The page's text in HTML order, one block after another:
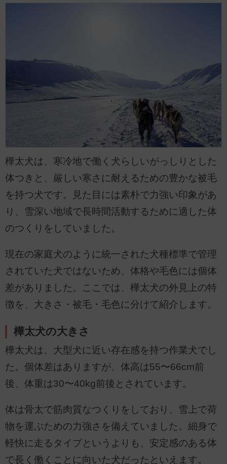
樺太犬は、寒冷地で働く犬らしいがっしりとした
体つきと、厳しい寒さに耐えるための豊かな被毛
を持つ犬です。見た目には素朴で力強い印象があ
り、雪深い地域で長時間活動するために適した体
のつくりをしていました。
現在の家庭犬のように統一された犬種標準で管理
されていた犬ではないため、体格や毛色には個体
差がありました。ここでは、樺太犬の外見上の特
徴を、大きさ・被毛・毛色に分けて紹介します。
樺太犬の大きさ
樺太犬は、大型犬に近い存在感を持つ作業犬でし
た。個体差はありますが、体高は55〜66cm前
後、体重は30〜40kg前後とされています。
体は骨太で筋肉質なつくりをしており、雪上で荷
物を運ぶための力強さを備えていました。細身で
軽快に走るタイプというよりも、安定感のある体
で長く働くことに向いた犬だったといえます。